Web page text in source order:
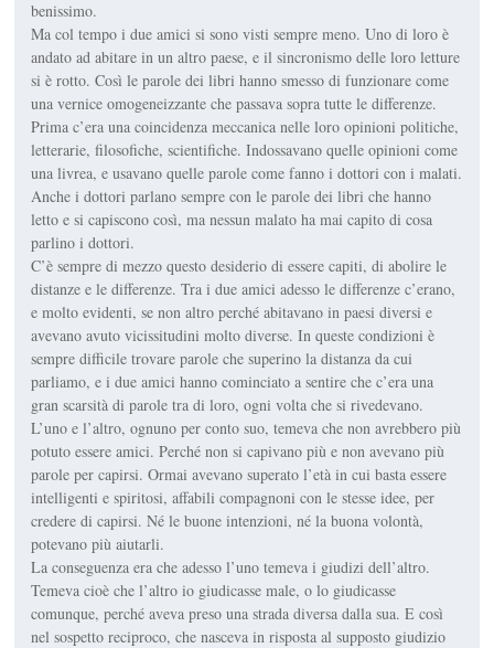
benissimo.
Ma col tempo i due amici si sono visti sempre meno. Uno di loro è
andato ad abitare in un altro paese, e il sincronismo delle loro letture
si è rotto. Così le parole dei libri hanno smesso di funzionare come
una vernice omogeneizzante che passava sopra tutte le differenze.
Prima c’era una coincidenza meccanica nelle loro opinioni politiche,
letterarie, filosofiche, scientifiche. Indossavano quelle opinioni come
una livrea, e usavano quelle parole come fanno i dottori con i malati.
Anche i dottori parlano sempre con le parole dei libri che hanno
letto e si capiscono così, ma nessun malato ha mai capito di cosa
parlino i dottori.
C’è sempre di mezzo questo desiderio di essere capiti, di abolire le
distanze e le differenze. Tra i due amici adesso le differenze c’erano,
e molto evidenti, se non altro perché abitavano in paesi diversi e
avevano avuto vicissitudini molto diverse. In queste condizioni è
sempre difficile trovare parole che superino la distanza da cui
parliamo, e i due amici hanno cominciato a sentire che c’era una
gran scarsità di parole tra di loro, ogni volta che si rivedevano.
L’uno e l’altro, ognuno per conto suo, temeva che non avrebbero più
potuto essere amici. Perché non si capivano più e non avevano più
parole per capirsi. Ormai avevano superato l’età in cui basta essere
intelligenti e spiritosi, affabili compagnoni con le stesse idee, per
credere di capirsi. Né le buone intenzioni, né la buona volontà,
potevano più aiutarli.
La conseguenza era che adesso l’uno temeva i giudizi dell’altro.
Temeva cioè che l’altro io giudicasse male, o lo giudicasse
comunque, perché aveva preso una strada diversa dalla sua. E così
nel sospetto reciproco, che nasceva in risposta al supposto giudizio